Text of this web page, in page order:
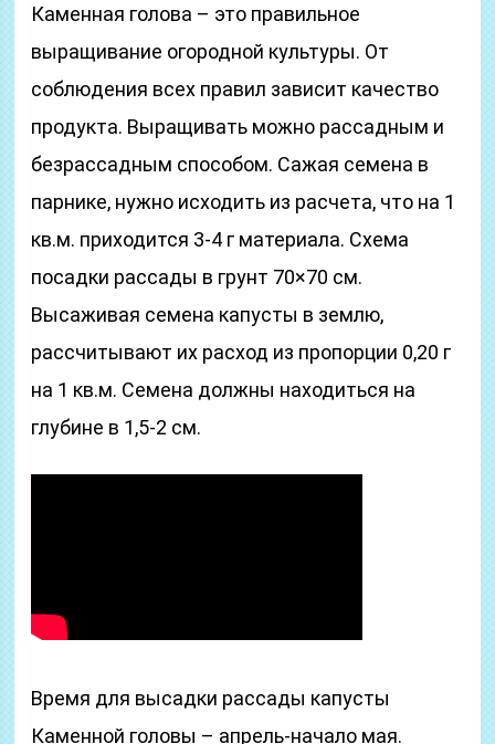
Каменная голова – это правильное
выращивание огородной культуры. От
соблюдения всех правил зависит качество
продукта. Выращивать можно рассадным и
безрассадным способом. Сажая семена в
парнике, нужно исходить из расчета, что на 1
кв.м. приходится 3-4 г материала. Схема
посадки рассады в грунт 70×70 см.
Высаживая семена капусты в землю,
рассчитывают их расход из пропорции 0,20 г
на 1 кв.м. Семена должны находиться на
глубине в 1,5-2 см.
Время для высадки рассады капусты
Каменной головы – апрель-начало мая.